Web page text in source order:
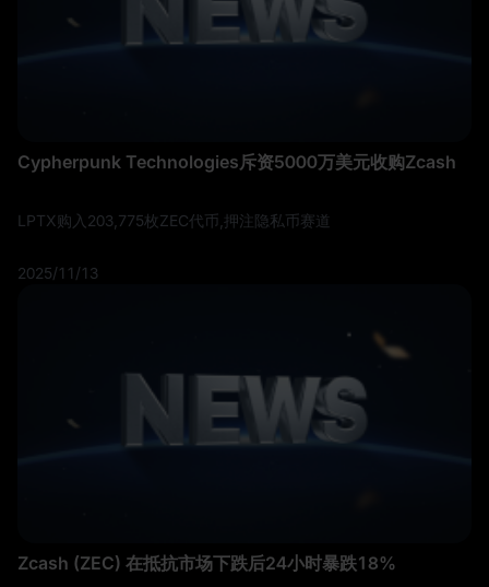
Cypherpunk Technologies斥资5000万美元收购Zcash
LPTX购入203,775枚ZEC代币,押注隐私币赛道
2025/11/13
Zcash (ZEC) 在抵抗市场下跌后24小时暴跌18%